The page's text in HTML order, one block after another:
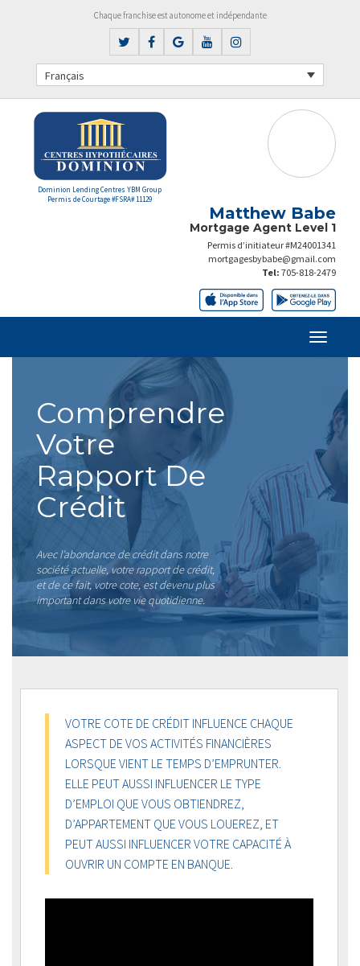
Chaque franchise est autonome et indépendante
Français
Dominion Lending Centres YBM Group
Permis de Courtage #FSRA# 11129
Matthew Babe
Mortgage Agent Level 1
Permis d’initiateur #M24001341
mortgagesbybabe@gmail.com
Tel: 705-818-2479
Comprendre
Votre
Rapport De
Crédit
Avec l’abondance de crédit dans notre
société actuelle, votre rapport de crédit,
et de ce fait, votre cote, est devenu plus
important dans votre vie quotidienne.
VOTRE COTE DE CRÉDIT INFLUENCE CHAQUE
ASPECT DE VOS ACTIVITÉS FINANCIÈRES
LORSQUE VIENT LE TEMPS D’EMPRUNTER.
ELLE PEUT AUSSI INFLUENCER LE TYPE
D’EMPLOI QUE VOUS OBTIENDREZ,
D’APPARTEMENT QUE VOUS LOUEREZ, ET
PEUT AUSSI INFLUENCER VOTRE CAPACITÉ À
OUVRIR UN COMPTE EN BANQUE.